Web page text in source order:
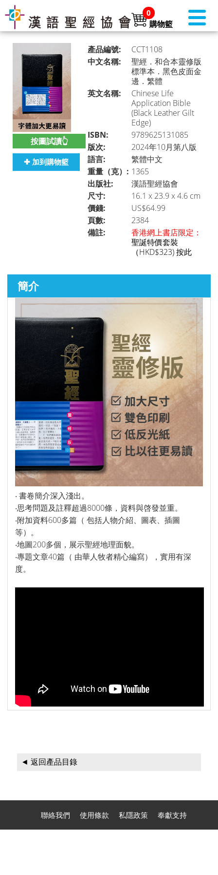
0
購物籃
書店首頁 (美國)
本月推介
聖經
講道／事奉
靈修／讀經 ►
聆聽系列 ►
兒童青少年系列 ►
福音禮品 ►
電子書 ►
產品目錄
按圖試讀👆
✚ 加到購物籃
產品編號:
CCT1108
中文名稱:
聖經．和合本靈修版
標準本．黑色皮面金
邊．繁體
英文名稱:
Chinese Life
Application Bible
(Black Leather Gilt
Edge)
ISBN:
9789625131085
版次:
2024年10月第八版
語言:
繁體中文
重量（克）: 1365
出版社:
漢語聖經協會
尺寸:
16.1 x 23.9 x 4.6 cm
價錢:
US$64.99
頁數:
2384
備註:
香港網上書店限定：
聖誕特價套裝
（HKD$323) 按此
簡介
‧ 書卷簡介深入淺出。
‧思考問題及註釋超過8000條，資料與啓發並重。
‧附加資料600多篇（ 包括人物介紹、圖表、插圖
等）。
‧地圖200多個，展示聖經地理面貌。
‧專題文章40篇（ 由華人牧者精心編寫），實用有深
度。
◄ 返回產品目錄
聯絡我們 使用條款 私隱政策 奉獻支持